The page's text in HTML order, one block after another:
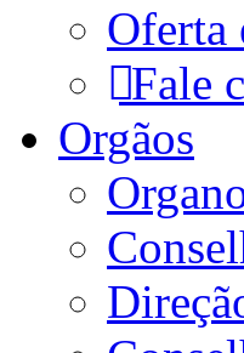
Oferta
Fale
Orgãos